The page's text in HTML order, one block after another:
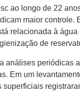
ao longo de 22
maior controle.
relacionada à
de
análises
Em um